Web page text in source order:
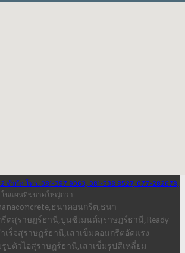
จำกัด โทร. 081-397 9063, 081-538 8527, 077-282678,
ในแผนที่ขนาดใหญ่กว่า
ธนาคอนกรีต,ธนา
ตสุราษฎร์ธานี,ปูนซีเมนต์สุราษฎร์ธานี,Ready
เร็จสุราษฎร์ธานี,เสาเข็มคอนกรีตอัดแรง
ปตัวไอสุราษฎร์ธานี,เสาเข็มรูปสีเหลี่ยม